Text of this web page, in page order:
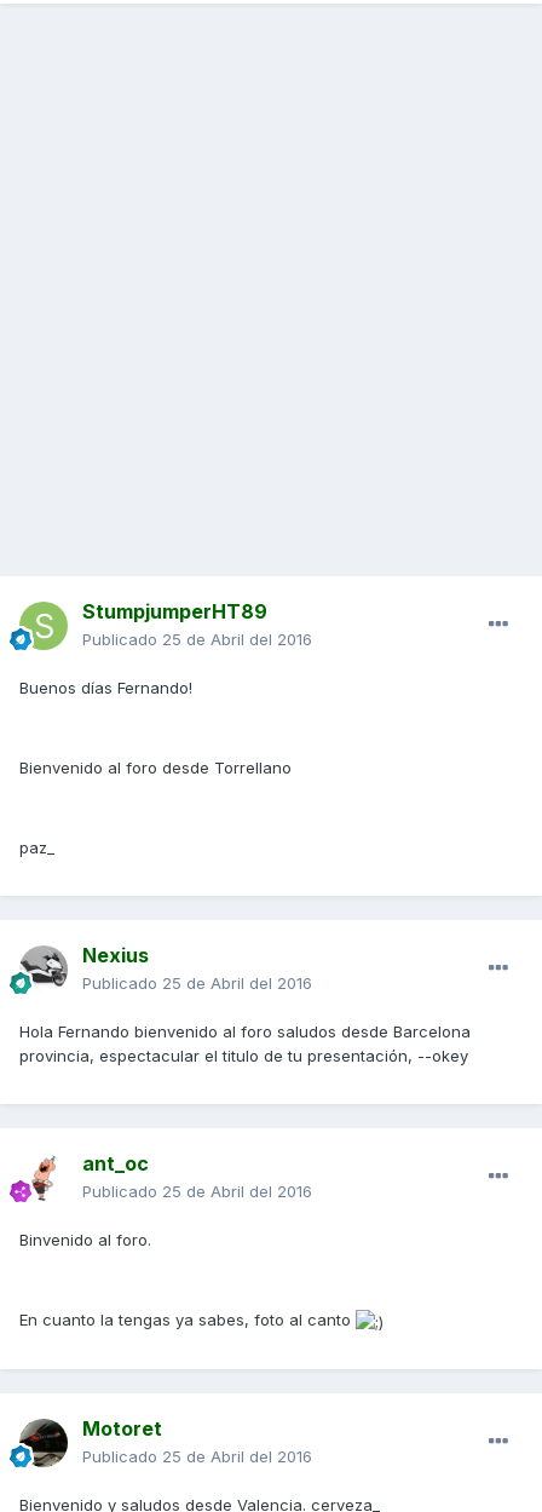
StumpjumperHT89
Publicado 25 de Abril del 2016
Buenos días Fernando!
Bienvenido al foro desde Torrellano
paz_
Nexius
Publicado 25 de Abril del 2016
Hola Fernando bienvenido al foro saludos desde Barcelona
provincia, espectacular el titulo de tu presentación, --okey
ant_oc
Publicado 25 de Abril del 2016
Binvenido al foro.
En cuanto la tengas ya sabes, foto al canto
Motoret
Publicado 25 de Abril del 2016
Bienvenido y saludos desde Valencia. cerveza_